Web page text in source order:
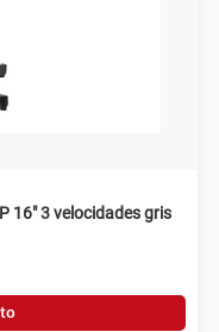
16" 3 velocidades gris